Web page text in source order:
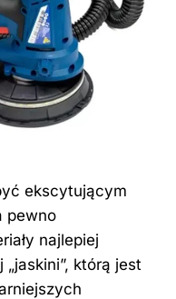
ekscytującym
pewno
najlepiej
którą jest